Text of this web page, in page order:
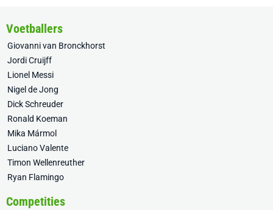
Voetballers
Giovanni van Bronckhorst
Jordi Cruijff
Lionel Messi
Nigel de Jong
Dick Schreuder
Ronald Koeman
Mika Mármol
Luciano Valente
Timon Wellenreuther
Ryan Flamingo
Competities